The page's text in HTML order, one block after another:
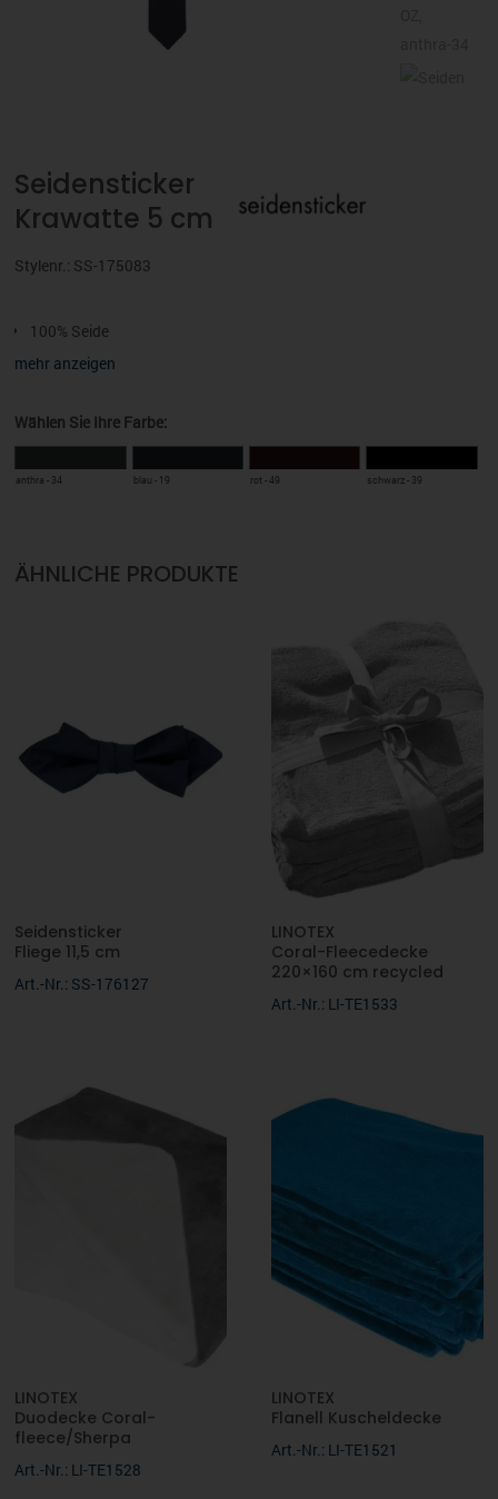
Seidensticker
Krawatte 5 cm
Stylenr.: SS-175083
100% Seide
5 cm breit
Twill
Extra feines Garn
OZ
mehr anzeigen
Wählen Sie Ihre Farbe:
anthra - 34 blau - 19 rot - 49 schwarz - 39
ÄHNLICHE PRODUKTE
Seidensticker
Fliege 11,5 cm
Art.-Nr.: SS-176127
LINOTEX
Coral-Fleecedecke
220×160 cm recycled
Art.-Nr.: LI-TE1533
LINOTEX
Duodecke Coral-
fleece/Sherpa
Art.-Nr.: LI-TE1528
LINOTEX
Flanell Kuscheldecke
Art.-Nr.: LI-TE1521